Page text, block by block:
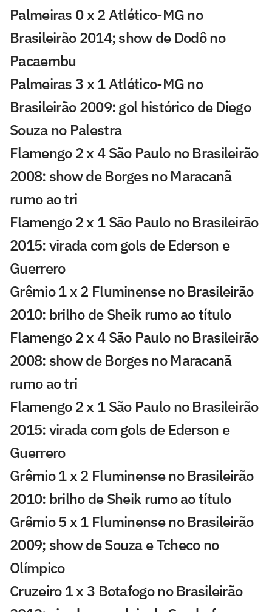
Palmeiras 0 x 2 Atlético-MG no
Brasileirão 2014; show de Dodô no
Pacaembu
Palmeiras 3 x 1 Atlético-MG no
Brasileirão 2009: gol histórico de Diego
Souza no Palestra
Flamengo 2 x 4 São Paulo no Brasileirão
2008: show de Borges no Maracanã
rumo ao tri
Flamengo 2 x 1 São Paulo no Brasileirão
2015: virada com gols de Ederson e
Guerrero
Grêmio 1 x 2 Fluminense no Brasileirão
2010: brilho de Sheik rumo ao título
Flamengo 2 x 4 São Paulo no Brasileirão
2008: show de Borges no Maracanã
rumo ao tri
Flamengo 2 x 1 São Paulo no Brasileirão
2015: virada com gols de Ederson e
Guerrero
Grêmio 1 x 2 Fluminense no Brasileirão
2010: brilho de Sheik rumo ao título
Grêmio 5 x 1 Fluminense no Brasileirão
2009; show de Souza e Tcheco no
Olímpico
Cruzeiro 1 x 3 Botafogo no Brasileirão